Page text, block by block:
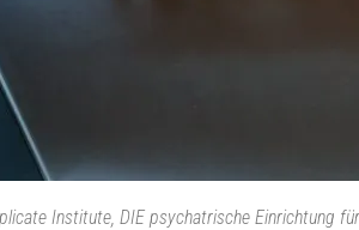
Institute, DIE psychatrische Einrichtung